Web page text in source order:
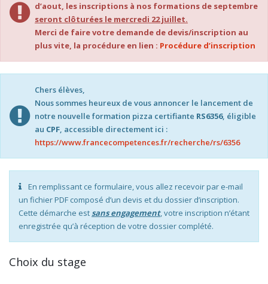
d’aout, les inscriptions à nos formations de septembre
seront clôturées le mercredi 22 juillet.
Merci de faire votre demande de devis/inscription au
plus vite, la procédure en lien : Procédure d’inscription
Chers élèves,
Nous sommes heureux de vous annoncer le lancement de
notre nouvelle formation pizza certifiante RS6356, éligible
au CPF, accessible directement ici :
https://www.francecompetences.fr/recherche/rs/6356
En remplissant ce formulaire, vous allez recevoir par e-mail
un fichier PDF composé d’un devis et du dossier d’inscription.
Cette démarche estsans engagement, votre inscription n’étant
enregistrée qu’à réception de votre dossier complété.
Choix du stage